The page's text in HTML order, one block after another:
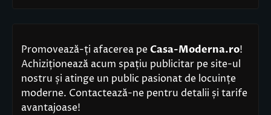
Promovează-ți afacerea pe Casa-Moderna.ro!
Achiziționează acum spațiu publicitar pe site-ul
nostru și atinge un public pasionat de locuințe
moderne. Contactează-ne pentru detalii și tarife
avantajoase!